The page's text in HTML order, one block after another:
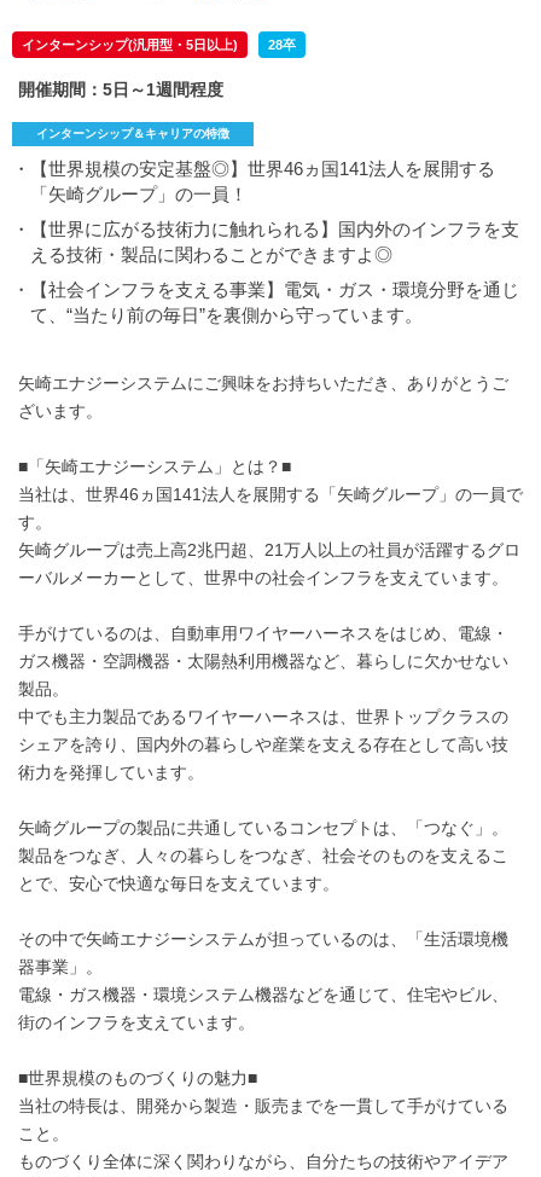
インターンシップ(汎用型・5日以上) 28卒
開催期間：5日～1週間程度
インターンシップ＆キャリアの特徴
・【世界規模の安定基盤◎】世界46ヵ国141法人を展開する
「矢崎グループ」の一員！
・【世界に広がる技術力に触れられる】国内外のインフラを支
える技術・製品に関わることができますよ◎
・【社会インフラを支える事業】電気・ガス・環境分野を通じ
て、“当たり前の毎日”を裏側から守っています。
矢崎エナジーシステムにご興味をお持ちいただき、ありがとうご
ざいます。
■「矢崎エナジーシステム」とは？■
当社は、世界46ヵ国141法人を展開する「矢崎グループ」の一員で
す。
矢崎グループは売上高2兆円超、21万人以上の社員が活躍するグロ
ーバルメーカーとして、世界中の社会インフラを支えています。
手がけているのは、自動車用ワイヤーハーネスをはじめ、電線・
ガス機器・空調機器・太陽熱利用機器など、暮らしに欠かせない
製品。
中でも主力製品であるワイヤーハーネスは、世界トップクラスの
シェアを誇り、国内外の暮らしや産業を支える存在として高い技
術力を発揮しています。
矢崎グループの製品に共通しているコンセプトは、「つなぐ」。
製品をつなぎ、人々の暮らしをつなぎ、社会そのものを支えるこ
とで、安心で快適な毎日を支えています。
その中で矢崎エナジーシステムが担っているのは、「生活環境機
器事業」。
電線・ガス機器・環境システム機器などを通じて、住宅やビル、
街のインフラを支えています。
■世界規模のものづくりの魅力■
当社の特長は、開発から製造・販売までを一貫して手がけている
こと。
ものづくり全体に深く関わりながら、自分たちの技術やアイデア